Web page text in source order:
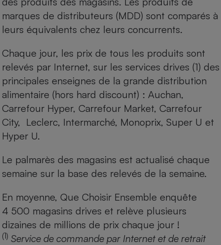
marques de distributeurs (MDD) sont comparés à
leurs équivalents chez leurs concurrents.
Chaque jour, les prix de tous les produits sont
relevés par Internet, sur les services drives (1) des
principales enseignes de la grande distribution
alimentaire (hors hard discount) : Auchan,
Carrefour Hyper, Carrefour Market, Carrefour
City, Leclerc, Intermarché, Monoprix, Super U et
Hyper U.
Le palmarès des magasins est actualisé chaque
semaine sur la base des relevés de la semaine.
En moyenne, Que Choisir Ensemble enquête
4 500 magasins drives et relève plusieurs
dizaines de millions de prix chaque jour !
(1) Service de commande par Internet et de retrait